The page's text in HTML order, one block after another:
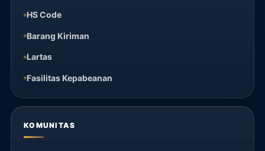
HS Code
Barang Kiriman
Lartas
Fasilitas Kepabeanan
KOMUNITAS